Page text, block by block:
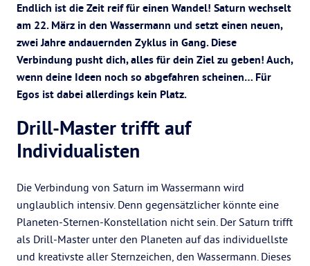
Endlich ist die Zeit reif für einen Wandel! Saturn wechselt
am 22. März in den Wassermann und setzt einen neuen,
zwei Jahre andauernden Zyklus in Gang. Diese
Verbindung pusht dich, alles für dein Ziel zu geben! Auch,
wenn deine Ideen noch so abgefahren scheinen… Für
Egos ist dabei allerdings kein Platz.
Drill-Master trifft auf
Individualisten
Die Verbindung von Saturn im Wassermann wird
unglaublich intensiv. Denn gegensätzlicher könnte eine
Planeten-Sternen-Konstellation nicht sein. Der Saturn trifft
als Drill-Master unter den Planeten auf das individuellste
und kreativste aller Sternzeichen, den Wassermann. Dieses